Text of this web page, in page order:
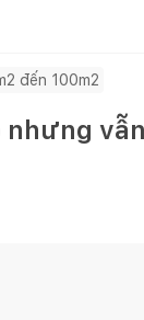
đến 100m2